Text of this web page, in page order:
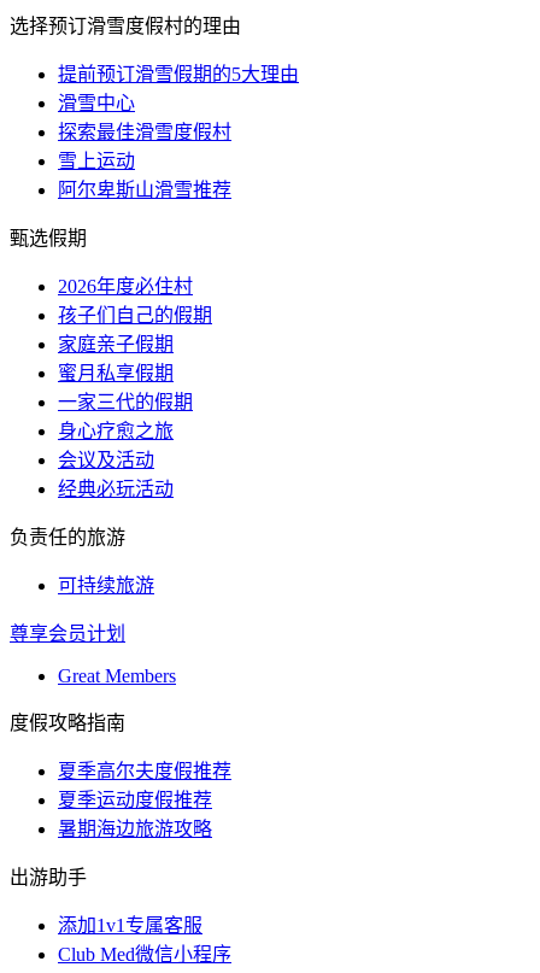
选择预订滑雪度假村的理由
提前预订滑雪假期的5大理由
滑雪中心
探索最佳滑雪度假村
雪上运动
阿尔卑斯山滑雪推荐
甄选假期
2026年度必住村
孩子们自己的假期
家庭亲子假期
蜜月私享假期
一家三代的假期
身心疗愈之旅
会议及活动
经典必玩活动
负责任的旅游
可持续旅游
尊享会员计划
Great Members
度假攻略指南
夏季高尔夫度假推荐
夏季运动度假推荐
暑期海边旅游攻略
出游助手
添加1v1专属客服
Club Med微信小程序